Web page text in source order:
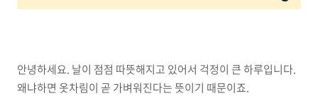
안녕하세요. 날이 점점 따뜻해지고 있어서 걱정이 큰 하루입니다.
왜냐하면 옷차림이 곧 가벼워진다는 뜻이기 때문이죠.